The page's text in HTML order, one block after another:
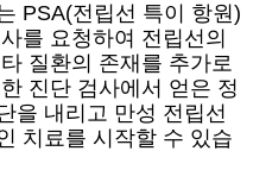
PSA(전립선 특이 항원)
를 요청하여 전립선의
질환의 존재를 추가로
진단 검사에서 얻은 정
을 내리고 만성 전립선
치료를 시작할 수 있습